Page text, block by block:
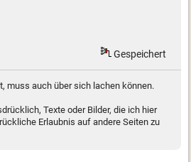
Gespeichert
muss auch über sich lachen können.
Texte oder Bilder, die ich hier
Erlaubnis auf andere Seiten zu